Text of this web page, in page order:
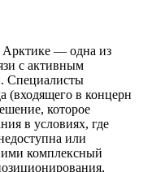
Арктике — одна из
с активным
Специалисты
(входящего в концерн
которое
в условиях, где
или
ими комплексный